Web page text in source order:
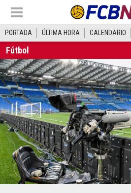
PORTADA ÚLTIMA HORA CALENDARIO
Fútbol